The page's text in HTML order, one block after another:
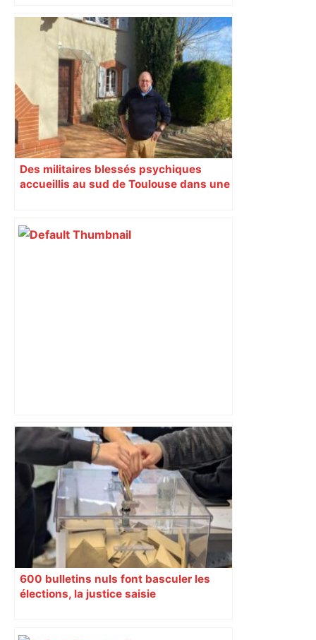
Des militaires blessés psychiques
accueillis au sud de Toulouse dans une
Municipales 2026 à Toulouse : voiture,
métro et train encombrent la campagne
électorale – – Le Mans.maville.com
600 bulletins nuls font basculer les
élections, la justice saisie